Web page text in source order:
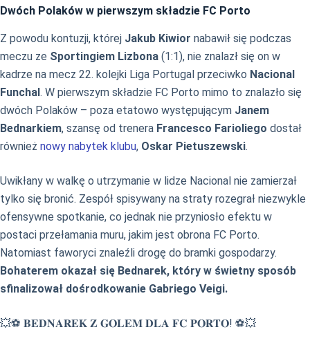
Dwóch Polaków w pierwszym składzie FC Porto
Z powodu kontuzji, której Jakub Kiwior nabawił się podczas
meczu ze Sportingiem Lizbona (1:1), nie znalazł się on w
kadrze na mecz 22. kolejki Liga Portugal przeciwko Nacional
Funchal . W pierwszym składzie FC Porto mimo to znalazło się
dwóch Polaków – poza etatowo występującym Janem
Bednarkiem, szansę od trenera Francesco Farioliego dostał
również nowy nabytek klubu, Oskar Pietuszewski.
Uwikłany w walkę o utrzymanie w lidze Nacional nie zamierzał
tylko się bronić. Zespół spisywany na straty rozegrał niezwykle
ofensywne spotkanie, co jednak nie przyniosło efektu w
postaci przełamania muru, jakim jest obrona FC Porto.
Natomiast faworyci znaleźli drogę do bramki gospodarzy.
Bohaterem okazał się Bednarek, który w świetny sposób
sfinalizował dośrodkowanie Gabriego Veigi.
💥⚽ 𝐁𝐄𝐃𝐍𝐀𝐑𝐄𝐊 𝐙 𝐆𝐎𝐋𝐄𝐌 𝐃𝐋𝐀 𝐅𝐂 𝐏𝐎𝐑𝐓𝐎! ⚽💥